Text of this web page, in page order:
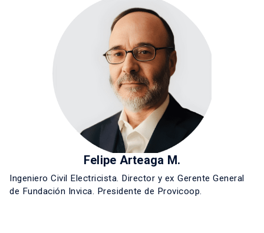
Felipe Arteaga M.
Ingeniero Civil Electricista. Director y ex Gerente General
de Fundación Invica. Presidente de Provicoop.